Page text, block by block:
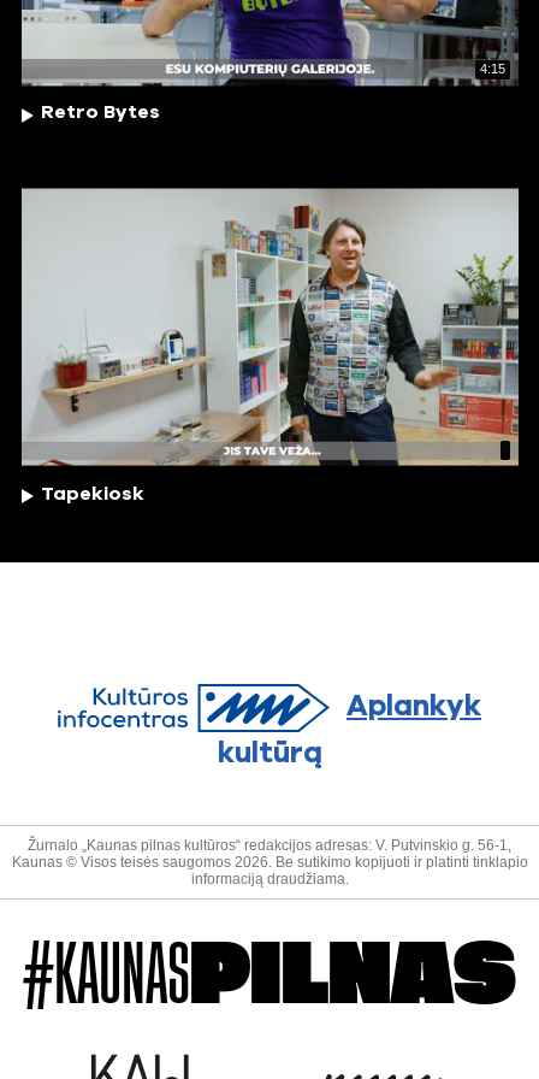
4:15
Retro Bytes
Tapekiosk
Aplankyk
kultūrą
Žurnalo „Kaunas pilnas kultūros“ redakcijos adresas: V. Putvinskio g. 56-1,
Kaunas © Visos teisės saugomos 2026. Be sutikimo kopijuoti ir platinti tinklapio
informaciją draudžiama.
#KAUNAS PILNAS